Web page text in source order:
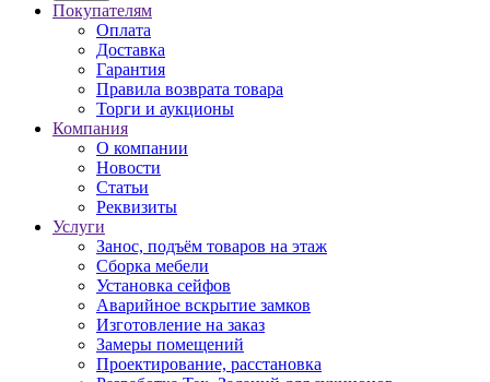
Покупателям
Оплата
Доставка
Гарантия
Правила возврата товара
Торги и аукционы
Компания
О компании
Новости
Статьи
Реквизиты
Услуги
Занос, подъём товаров на этаж
Сборка мебели
Установка сейфов
Аварийное вскрытие замков
Изготовление на заказ
Замеры помещений
Проектирование, расстановка